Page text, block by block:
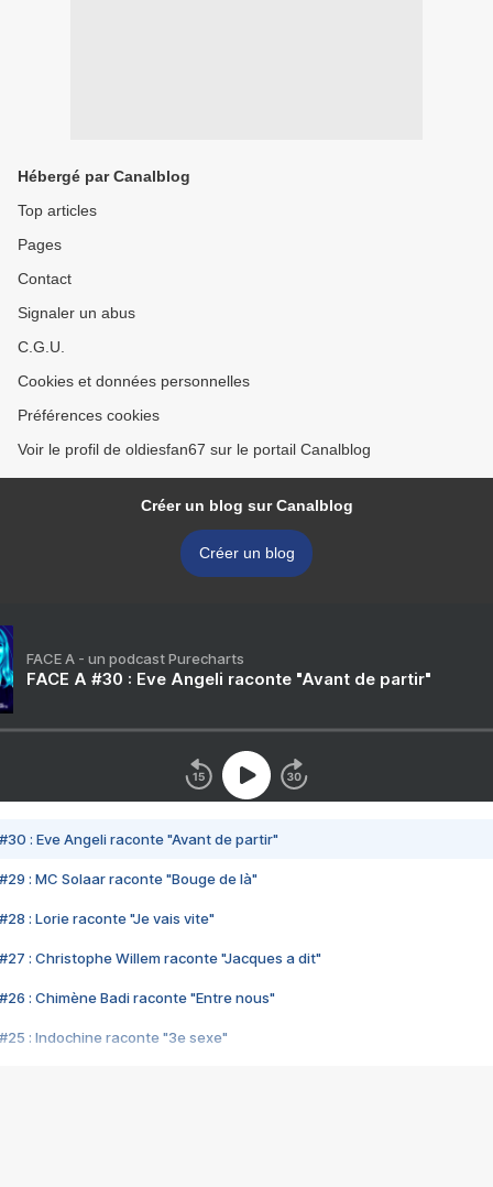
Hébergé par Canalblog
Top articles
Pages
Contact
Signaler un abus
C.G.U.
Cookies et données personnelles
Préférences cookies
Voir le profil de oldiesfan67 sur le portail Canalblog
Créer un blog sur Canalblog
Créer un blog
FACE A - un podcast Purecharts
FACE A #30 : Eve Angeli raconte "Avant de partir"
#30 : Eve Angeli raconte "Avant de partir"
#29 : MC Solaar raconte "Bouge de là"
#28 : Lorie raconte "Je vais vite"
#27 : Christophe Willem raconte "Jacques a dit"
#26 : Chimène Badi raconte "Entre nous"
#25 : Indochine raconte "3e sexe"